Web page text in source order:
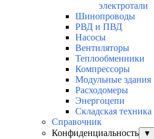
электротали
Шинопроводы
РВД и ПВД
Насосы
Вентиляторы
Теплообменники
Компрессоры
Модульные здания
Расходомеры
Энергоцепи
Складская техника
Справочник
Конфиденциальность
▼